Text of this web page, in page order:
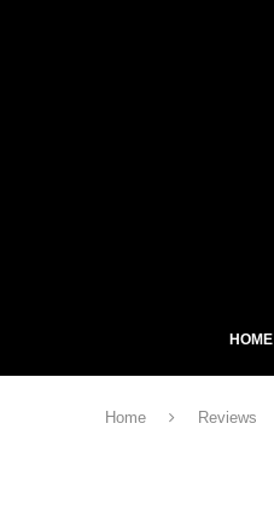
HOME
Home Reviews